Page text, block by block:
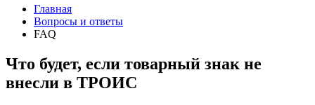
Главная
Вопросы и ответы
FAQ
Что будет, если товарный знак не
внесли в ТРОИС